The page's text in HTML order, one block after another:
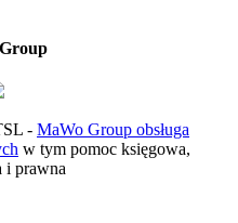
- MaWo Group obsługa
w tym pomoc księgowa,
i prawna